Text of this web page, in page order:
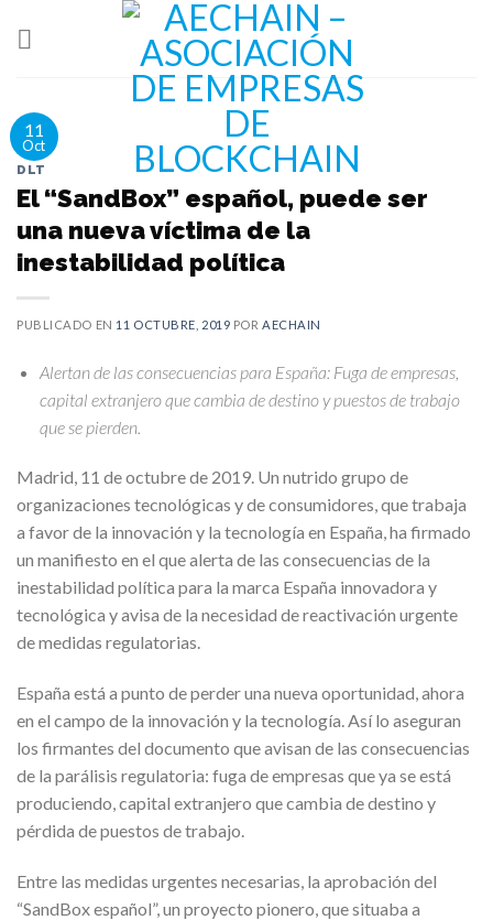
11
Oct
DLT
El “SandBox” español, puede ser
una nueva víctima de la
inestabilidad política
PUBLICADO EN 11 OCTUBRE, 2019 POR AECHAIN
Alertan de las consecuencias para España: Fuga de empresas,
capital extranjero que cambia de destino y puestos de trabajo
que se pierden.
Madrid, 11 de octubre de 2019. Un nutrido grupo de
organizaciones tecnológicas y de consumidores, que trabaja
a favor de la innovación y la tecnología en España, ha firmado
un manifiesto en el que alerta de las consecuencias de la
inestabilidad política para la marca España innovadora y
tecnológica y avisa de la necesidad de reactivación urgente
de medidas regulatorias.
España está a punto de perder una nueva oportunidad, ahora
en el campo de la innovación y la tecnología. Así lo aseguran
los firmantes del documento que avisan de las consecuencias
de la parálisis regulatoria: fuga de empresas que ya se está
produciendo, capital extranjero que cambia de destino y
pérdida de puestos de trabajo.
Entre las medidas urgentes necesarias, la aprobación del
“SandBox español”, un proyecto pionero, que situaba a